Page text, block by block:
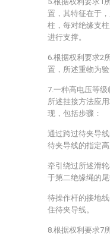
置，其特征在于
柱，每对绝缘支
进行支撑。
6.根据权利要求2
置，所述重物为验
7.一种高电压等级
所述挂接方法应
现，包括步骤：
通过跨过待夹导
待夹导线的指定高
牵引绕过所述滑
于第二绝缘绳的
待操作杆的接地
住待夹导线。
8.根据权利要求7